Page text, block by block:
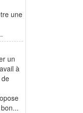
une
un
à